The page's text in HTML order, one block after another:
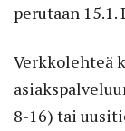
perutaan 15.1.
Verkkolehteä
8-16) tai